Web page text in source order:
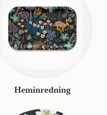
Heminredning